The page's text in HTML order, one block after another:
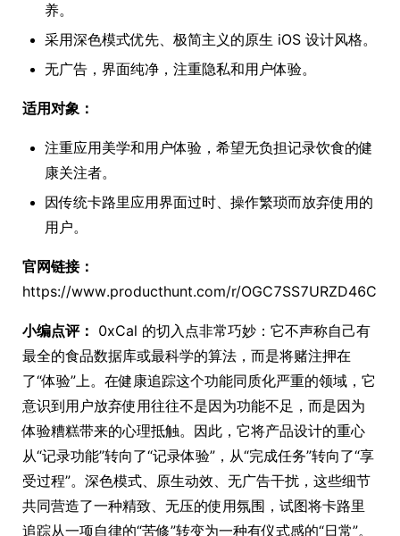
养。
采用深色模式优先、极简主义的原生 iOS 设计风格。
无广告，界面纯净，注重隐私和用户体验。
适用对象：
注重应用美学和用户体验，希望无负担记录饮食的健
康关注者。
因传统卡路里应用界面过时、操作繁琐而放弃使用的
用户。
官网链接：
https://www.producthunt.com/r/OGC7SS7URZD46C
小编点评： 0xCal 的切入点非常巧妙：它不声称自己有
最全的食品数据库或最科学的算法，而是将赌注押在
了“体验”上。在健康追踪这个功能同质化严重的领域，它
意识到用户放弃使用往往不是因为功能不足，而是因为
体验糟糕带来的心理抵触。因此，它将产品设计的重心
从“记录功能”转向了“记录体验”，从“完成任务”转向了“享
受过程”。深色模式、原生动效、无广告干扰，这些细节
共同营造了一种精致、无压的使用氛围，试图将卡路里
追踪从一项自律的“苦修”转变为一种有仪式感的“日常”。